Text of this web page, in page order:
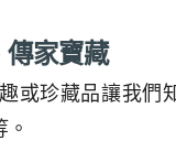
傳家寶藏
或珍藏品讓我